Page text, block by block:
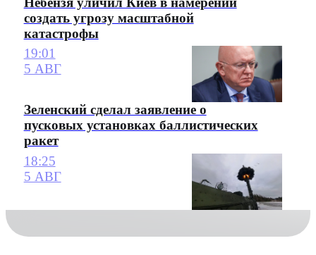
создать угрозу масштабной
катастрофы
19:01
5 АВГ
Зеленский сделал заявление о
пусковых установках баллистических
ракет
18:25
5 АВГ